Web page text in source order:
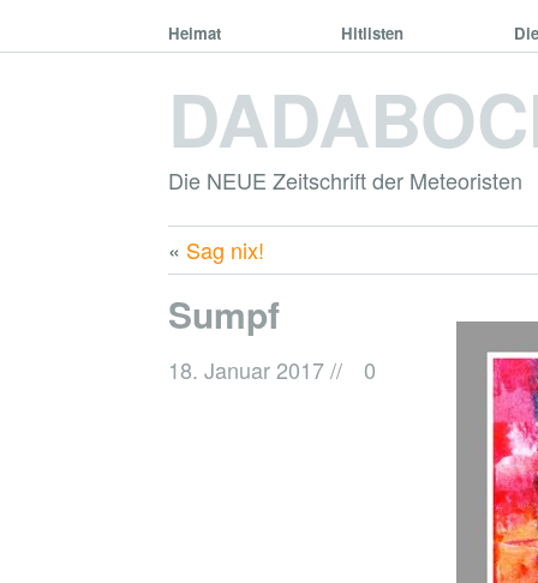
Heimat Hitlisten
Die NEUE Zeitschrift der Meteoristen
« Sag nix!
Sumpf
18. Januar 2017// 0